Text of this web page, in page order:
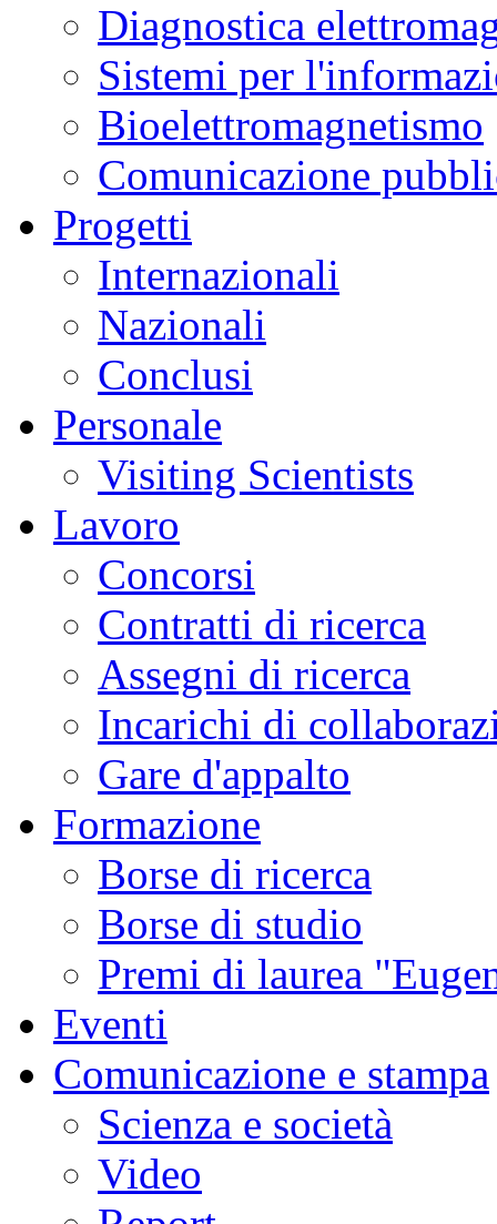
Diagnostica
Sistemi per
Bioelettromagnetismo
Comunicazione
Progetti
Internazionali
Nazionali
Conclusi
Personale
Visiting Scientists
Lavoro
Concorsi
Contratti di ricerca
Assegni di ricerca
Incarichi di
Gare d'appalto
Formazione
Borse di ricerca
Borse di studio
Premi di laurea
Eventi
Comunicazione e stampa
Scienza e società
Video